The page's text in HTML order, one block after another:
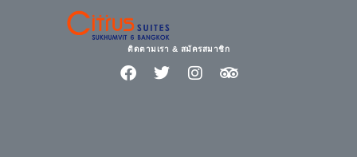
ติดตามเรา & สมัครสมาชิก